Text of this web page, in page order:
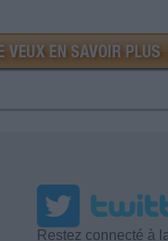
Restez connecté à